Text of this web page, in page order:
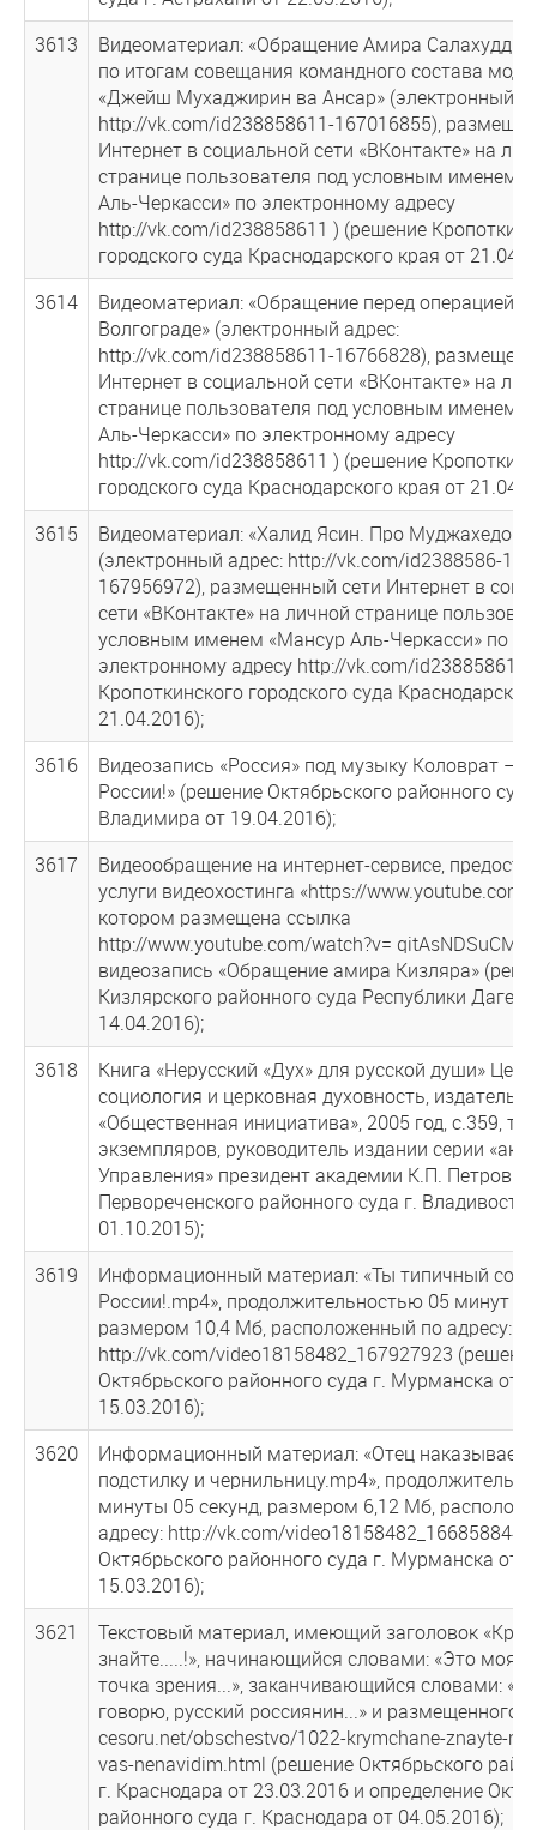
3613
Видеоматериал: «Обращение Амира
по итогам совещания командного состава
«Джейш Мухаджирин ва Ансар» (электронный
http://vk.com/id238858611-167016855),
Интернет в социальной сети «ВКонтакте» на
странице пользователя под условным именем
Аль-Черкасси» по электронному адресу
http://vk.com/id238858611 ) (решение
городского суда Краснодарского края от
3614
Видеоматериал: «Обращение перед операцией
Волгограде» (электронный адрес:
http://vk.com/id238858611-16766828),
Интернет в социальной сети «ВКонтакте» на
странице пользователя под условным именем
Аль-Черкасси» по электронному адресу
http://vk.com/id238858611 ) (решение
городского суда Краснодарского края от
3615
Видеоматериал: «Халид Ясин. Про Муджахедов»
(электронный адрес: http://vk.com/id2388586-11-
167956972), размещенный сети Интернет в
сети «ВКонтакте» на личной странице
условным именем «Мансур Аль-Черкасси» по
электронному адресу http://vk.com/id238858611
Кропоткинского городского суда
21.04.2016);
3616
Видеозапись «Россия» под музыку Коловрат –
России!» (решение Октябрьского районного
Владимира от 19.04.2016);
3617
Видеообращение на интернет-сервисе,
услуги видеохостинга «https://
котором размещена ссылка
http://www.youtube.com/watch?v= qitAsNDSuCM
видеозапись «Обращение амира Кизляра»
Кизлярского районного суда Республики
14.04.2016);
3618
Книга «Нерусский «Дух» для русской души»
социология и церковная духовность,
«Общественная инициатива», 2005 год, с.359,
экземпляров, руководитель издании серии
Управления» президент академии К.П. Петров
Первореченского районного суда г.
01.10.2015);
3619
Информационный материал: «Ты типичный
России!.mр4», продолжительностью 05 минут 10
размером 10,4 Мб, расположенный по адресу:
http://vk.com/video18158482_167927923
Октябрьского районного суда г. Мурманска от
15.03.2016);
3620
Информационный материал: «Отец наказывает
подстилку и чернильницу.mр4»,
минуты 05 секунд, размером 6,12 Мб,
адресу: http://vk.com/video18158482_166858844
Октябрьского районного суда г. Мурманска от
15.03.2016);
3621
Текстовый материал, имеющий заголовок
знайте.....!», начинающийся словами: «Это моя
точка зрения...», заканчивающийся словами:
говорю, русский россиянин...» и размещенного
cesoru.net/obschestvo/1022-krymchane-znayte-
vas-nenavidim.html (решение Октябрьского
г. Краснодара от 23.03.2016 и определение
районного суда г. Краснодара от 04.05.2016);